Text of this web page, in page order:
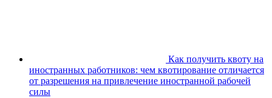
Как получить квоту на
иностранных работников: чем квотирование отличается
от разрешения на привлечение иностранной рабочей
силы